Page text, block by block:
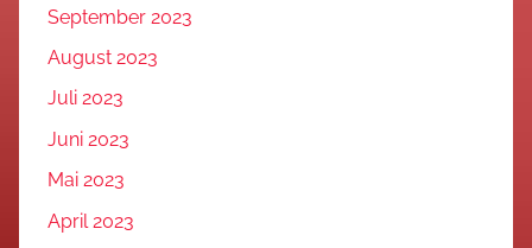
September 2023
August 2023
Juli 2023
Juni 2023
Mai 2023
April 2023